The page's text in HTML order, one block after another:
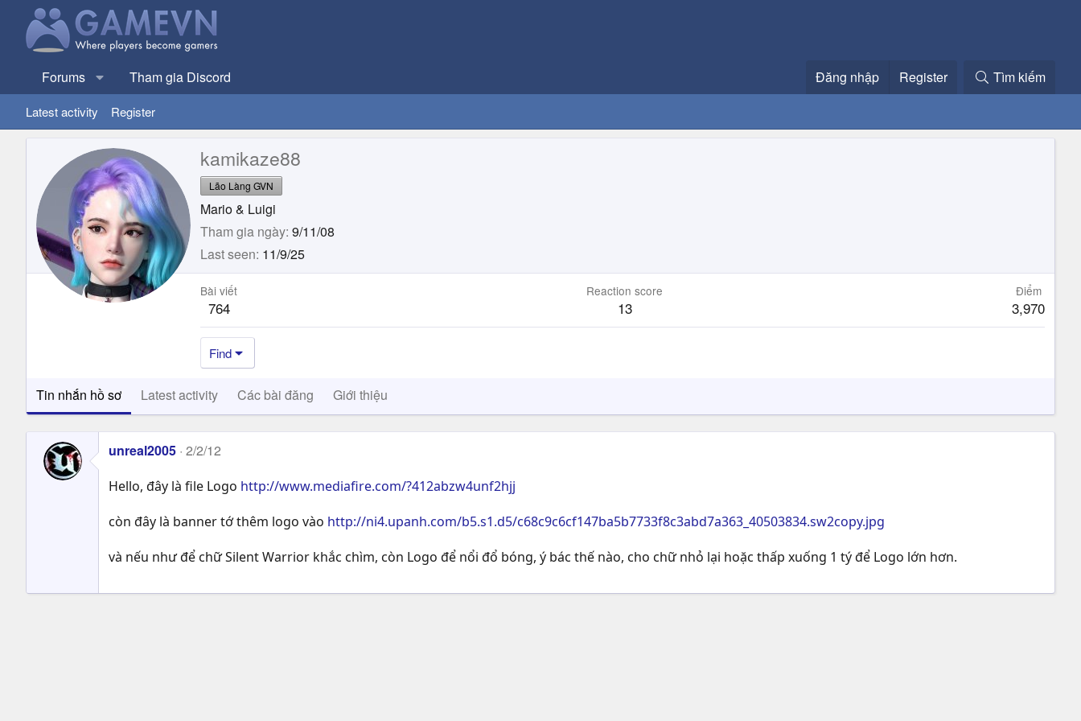
Forums Tham gia Discord Đăng nhập Register Tìm kiếm
Latest activity Register
kamikaze88
Lão Làng GVN
Mario & Luigi
Tham gia ngày 9/11/08
Last seen 11/9/25
Bài viết
764
Reaction score
13
Điểm
3,970
Find
Tin nhắn hồ sơ Latest activity Các bài đăng Giới thiệu
unreal2005 2/2/12
Hello, đây là file Logo http://www.mediafire.com/?412abzw4unf2hjj
còn đây là banner tớ thêm logo vào http://ni4.upanh.com/b5.s1.d5/c68c9c6cf147ba5b7733f8c3abd7a363_40503834.sw2copy.jpg
và nếu như để chữ Silent Warrior khắc chìm, còn Logo để nổi đổ bóng, ý bác thế nào, cho chữ nhỏ lại hoặc thấp xuống 1 tý để Logo lớn hơn.